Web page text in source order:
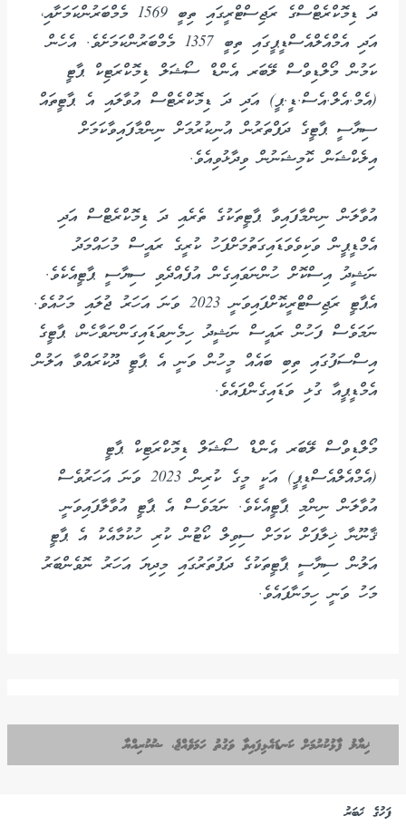
ދަ ޑިމޮކްރެޓްސްގެ ރަޖިސްޓްރީގައި ތިބީ 1569 މެމްބަރުންކަމަށާއި،
އަދި އެމްއެލްއެސްޑީޕީގައި ތިބީ 1357 މެމްބަރުންކަމަށެވެ. އެހެން
ކަމުން މޯލްޑިވްސް ލޭބަރ އެންޑް ސޯޝަލް ޑިމޮކްރަޓިކް ޕާޓީ
(އެމް.އެލް.އެސް.ޑީ.ޕީ) އަދި ދަ ޑިމޮކްރެޓްސް އުވާލައި އެ ޕާޓީތައް
ސިޔާސީ ޕާޓީގެ ދަފްތަރުން އުނިކުރުމަށް ނިންމާފައިވާކަމަށް
އިލެކްޝަން ކޮމިޝަނުން ވިދާޅުވިއެވެ.
އުވާލަން ނިންމާފައިވާ ޕާޓީތަކުގެ ތެރެއި ދަ ޑިމޮކްރެޓްސް އަދި
އެމްޑީޕީން ވަކިވެވަޑައިގަތުމަށްފަހު ކުރީގެ ރައީސް މުހައްމަދު
ނަޝީދު އިސްކޮށް ހުންނަވައިގެން އުފެއްދެވި ސިޔާސީ ޕާޓީއެކެވެ.
އެޕާޓީ ރަޖިސްޓްރީކޮށްފައިވަނީ 2023 ވަނަ އަހަރު ޖުލައި މަހުއެވެ.
ނަމަވެސް ފަހުން ރައީސް ނަޝީދު ހިމެނިވަޑައިގަންނަވާހެން، ޕާޓީގެ
އިސްސަފުގައި ތިބި ބައެއް މީހުން ވަނީ އެ ޕާޓީ ދޫކުރައްވާ އަލުން
އެމްޑީޕީއާ ގުޅި ވަޑައިގެންފައެވެ.
މޯލްޑިވްސް ލޭބަރ އެންޑް ސޯޝަލް ޑިމޮކްރަޓިކް ޕާޓީ
(އެމްއެލްއެސްޑީޕީ) އަކީ މީގެ ކުރިން 2023 ވަނަ އަހަރުވެސް
އުވާލަން ނިންމި ޕާޓީއެކެވެ. ނަމަވެސް އެ ޕާޓީ އުވާލާފައިވަނީ
ޤާނޫނާ ޚިލާފަށް ކަމަށް ސިވިލް ކޯޓުން ކުރި ހުކުމާއެކު އެ ޕާޓީ
އަލުން ސިޔާސީ ޕާޓީތަކުގެ ދަފުތަރުގައި މިދިޔަ އަހަރު ނޮވެންބަރު
މަހު ވަނީ ހިމަނާފައެވެ.
ޚިޔާލު ފާޅުކުރުމަށް ކަނޑައެޅިފައިވާ ވަގުތު ހަމަވެއްޖެ، ޝުކުރިއްޔާ
ފަހުގެ ޚަބަރު